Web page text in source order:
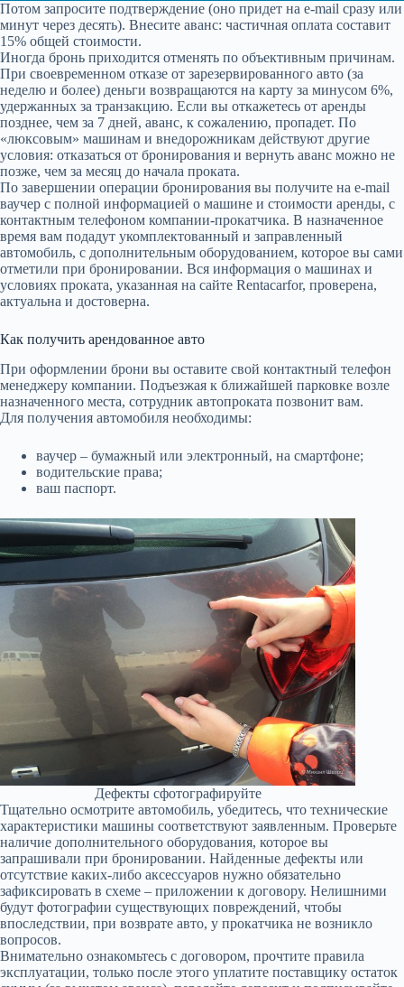
Потом запросите подтверждение (оно придет на e-mail сразу или
минут через десять). Внесите аванс: частичная оплата составит
15% общей стоимости.
Иногда бронь приходится отменять по объективным причинам.
При своевременном отказе от зарезервированного авто (за
неделю и более) деньги возвращаются на карту за минусом 6%,
удержанных за транзакцию. Если вы откажетесь от аренды
позднее, чем за 7 дней, аванс, к сожалению, пропадет. По
«люксовым» машинам и внедорожникам действуют другие
условия: отказаться от бронирования и вернуть аванс можно не
позже, чем за месяц до начала проката.
По завершении операции бронирования вы получите на e-mail
ваучер с полной информацией о машине и стоимости аренды, с
контактным телефоном компании-прокатчика. В назначенное
время вам подадут укомплектованный и заправленный
автомобиль, с дополнительным оборудованием, которое вы сами
отметили при бронировании. Вся информация о машинах и
условиях проката, указанная на сайте Rentacarfor, проверена,
актуальна и достоверна.
Как получить арендованное авто
При оформлении брони вы оставите свой контактный телефон
менеджеру компании. Подъезжая к ближайшей парковке возле
назначенного места, сотрудник автопроката позвонит вам.
Для получения автомобиля необходимы:
ваучер – бумажный или электронный, на смартфоне;
водительские права;
ваш паспорт.
Дефекты сфотографируйте
Тщательно осмотрите автомобиль, убедитесь, что технические
характеристики машины соответствуют заявленным. Проверьте
наличие дополнительного оборудования, которое вы
запрашивали при бронировании. Найденные дефекты или
отсутствие каких-либо аксессуаров нужно обязательно
зафиксировать в схеме – приложении к договору. Нелишними
будут фотографии существующих повреждений, чтобы
впоследствии, при возврате авто, у прокатчика не возникло
вопросов.
Внимательно ознакомьтесь с договором, прочтите правила
эксплуатации, только после этого уплатите поставщику остаток